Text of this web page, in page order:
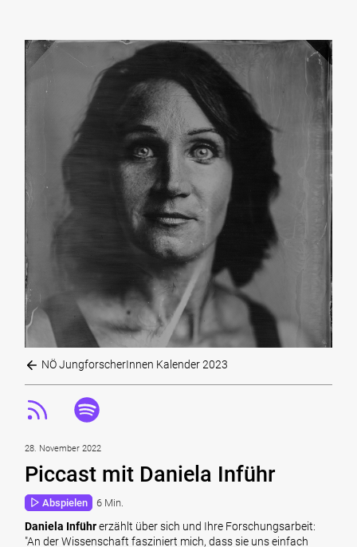
NÖ JungforscherInnen Kalender 2023
28. November 2022
Piccast mit Daniela Inführ
Abspielen 6 Min.
Daniela Inführerzählt über sich und Ihre Forschungsarbeit:
"An der Wissenschaft fasziniert mich, dass sie uns einfach